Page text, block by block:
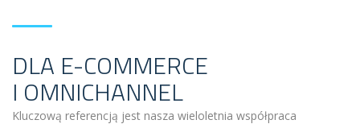
DLA E-COMMERCE
I OMNICHANNEL
Kluczową referencją jest nasza wieloletnia współpraca